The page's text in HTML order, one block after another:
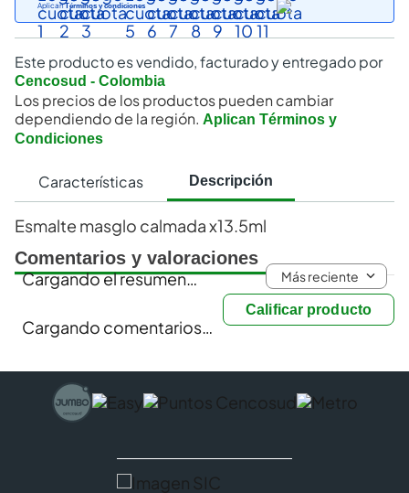
AplicanTérminos y condiciones
Este producto es vendido, facturado y entregado por
Cencosud - Colombia
Los precios de los productos pueden cambiar
dependiendo de la región. Aplican Términos y
Condiciones
Características Descripción
Esmalte masglo calmada x13.5ml
Comentarios y valoraciones
Calificar producto
Cargando el resumen… Más reciente
Cargando comentarios…